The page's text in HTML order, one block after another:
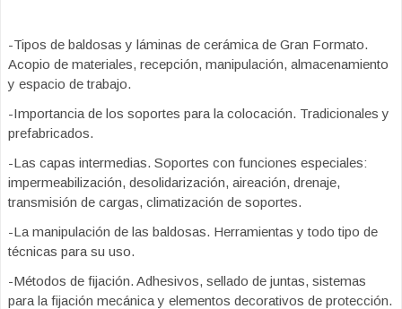
-Tipos de baldosas y láminas de cerámica de Gran Formato.
Acopio de materiales, recepción, manipulación, almacenamiento
y espacio de trabajo.
-Importancia de los soportes para la colocación. Tradicionales y
prefabricados.
-Las capas intermedias. Soportes con funciones especiales:
impermeabilización, desolidarización, aireación, drenaje,
transmisión de cargas, climatización de soportes.
-La manipulación de las baldosas. Herramientas y todo tipo de
técnicas para su uso.
-Métodos de fijación. Adhesivos, sellado de juntas, sistemas
para la fijación mecánica y elementos decorativos de protección.